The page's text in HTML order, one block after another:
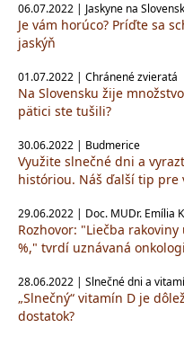
06.07.2022 | Jaskyne na
Je vám horúco? Príďte sa
jaskýň
01.07.2022 | Chránené zvieratá
Na Slovensku žije
pätici ste tušili?
30.06.2022 | Budmerice
Využite slnečné dni a
históriou. Náš ďalší tip pre
29.06.2022 | Doc. MUDr. Emília
Rozhovor: "Liečba
%," tvrdí uznávaná
28.06.2022 | Slnečné dni a
„Slnečný“ vitamín D je
dostatok?